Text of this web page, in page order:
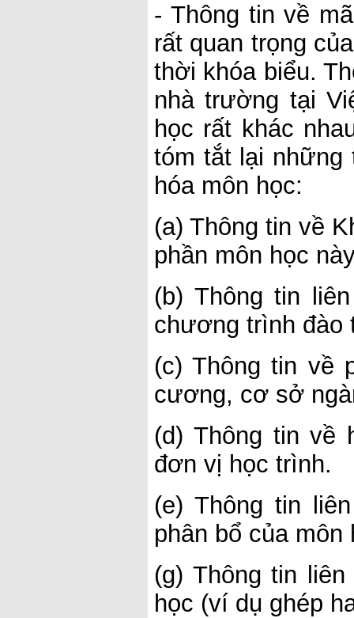
- Thông tin về
rất quan trọng
thời khóa biểu.
nhà trường tại
học rất khác
tóm tắt lại những
hóa môn học:
(a) Thông tin về
phần môn học
(b) Thông tin
chương trình đào
(c) Thông tin về
cương, cơ sở
(d) Thông tin về
đơn vị học trình.
(e) Thông tin
phân bổ của môn
(g) Thông tin
học (ví dụ ghép